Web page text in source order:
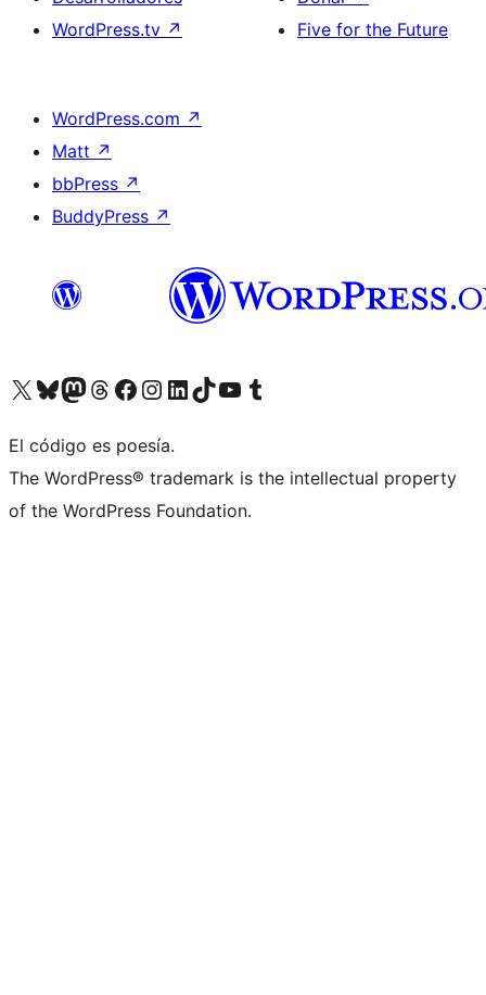
WordPress.tv ↗
Five for the Future
WordPress.com ↗
Matt ↗
bbPress ↗
BuddyPress ↗
Visita nuestra cuenta de X (anteriormente Twitter)
Visita nuestra cuenta de Bluesky
Visita nuestra cuenta de Mastodon
Visita nuestra cuenta de Threads
Visita nuestra página de Facebook
Visita nuestra cuenta de Instagram
Visita nuestra cuenta de LinkedIn
Visita nuestra cuenta de TikTok
Visita nuestro canal de YouTube
Visita nuestra cuenta de Tumblr
El código es poesía.
The WordPress® trademark is the intellectual property
of the WordPress Foundation.